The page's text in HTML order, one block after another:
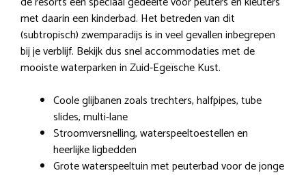
met daarin een kinderbad. Het betreden van dit
(subtropisch) zwemparadijs is in veel gevallen inbegrepen
bij je verblijf. Bekijk dus snel accommodaties met de
mooiste waterparken in Zuid-Egeïsche Kust.
Coole glijbanen zoals trechters, halfpipes, tube
slides, multi-lane
Stroomversnelling, waterspeeltoestellen en
heerlijke ligbedden
Grote waterspeeltuin met peuterbad voor de jonge